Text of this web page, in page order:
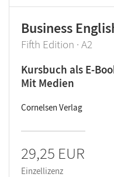
Business
Fifth Edition · A2
Kursbuch als E-
Mit Medien
Cornelsen Verlag
29,25 EUR
Einzellizenz